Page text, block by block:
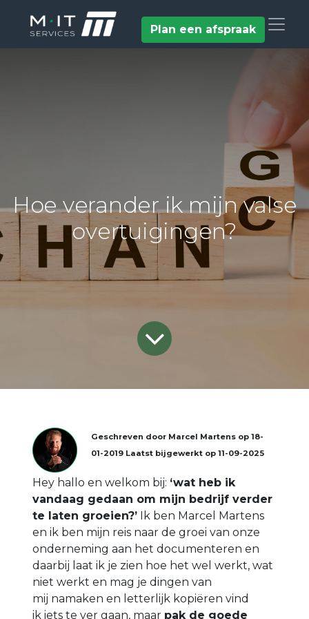
Plan een afspraak
Hoe verander ik mijn valse
overtuigingen?
Geschreven door Marcel Martens op 18-
01-2019 Laatst bijgewerkt op 11-09-2025
Hey hallo en welkom bij: ‘wat heb ik
vandaag gedaan om mijn bedrijf verder
te laten groeien?’ Ik ben Marcel Martens
en ik ben mijn reis naar de groei van onze
onderneming aan het documenteren en
daarbij laat ik je zien hoe het wel werkt, wat
niet werkt en mag je dingen van
mij namaken en letterlijk kopiëren vind
ik iets te ver gaan, maar pak de goede